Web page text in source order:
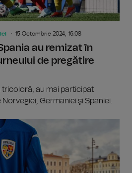
15 Octombrie 2024, 16:08
au remizat în
de pregătire
au mai participat
Germaniei şi Spaniei.